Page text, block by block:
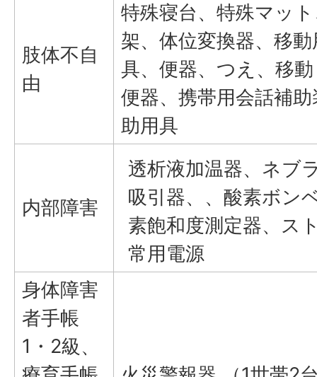
肢体不自
由
特殊寝台、特殊マッ
架、体位変換器、移
具、便器、つえ、移
便器、携帯用会話補
助用具
内部障害
透析液加温器、ネブ
吸引器、、酸素ボン
素飽和度測定器、ス
常用電源
身体障害
者手帳
1・2級、